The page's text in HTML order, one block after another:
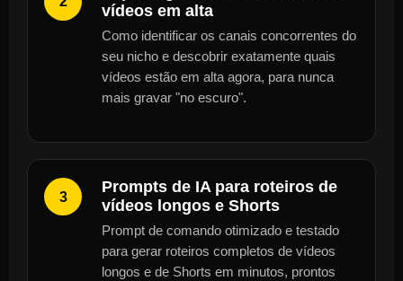
vídeos em alta
Como identificar os canais concorrentes do
seu nicho e descobrir exatamente quais
vídeos estão em alta agora, para nunca
mais gravar "no escuro".
3
Prompts de IA para roteiros de
vídeos longos e Shorts
Prompt de comando otimizado e testado
para gerar roteiros completos de vídeos
longos e de Shorts em minutos, prontos